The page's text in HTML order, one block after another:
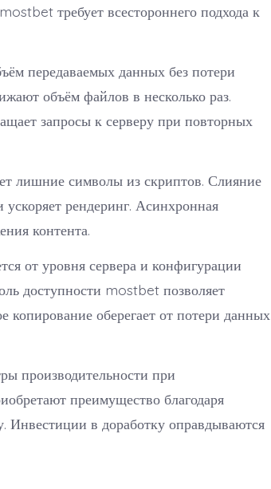
требует всестороннего подхода к
передаваемых данных без потери
объём файлов в несколько раз.
запросы к серверу при повторных
лишние символы из скриптов. Слияние
рендеринг. Асинхронная
контента.
от уровня сервера и конфигурации
доступности mostbet позволяет
копирование оберегает от потери данных
производительности при
преимущество благодаря
Инвестиции в доработку оправдываются